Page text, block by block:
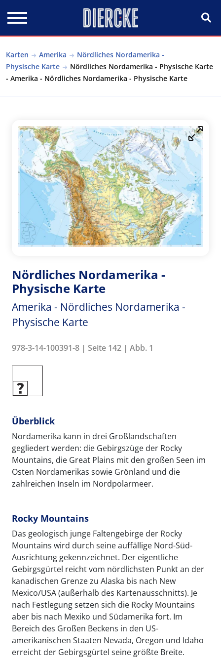
Karten Amerika
Nördliches Nordamerika -
Physische Karte
Nördliches Nordamerika - Physische Karte
- Amerika - Nördliches Nordamerika - Physische Karte
Nördliches Nordamerika -
Physische Karte
Amerika - Nördliches Nordamerika -
Physische Karte
978-3-14-100391-8 | Seite 142 | Abb. 1
Überblick
Nordamerika kann in drei Großlandschaften
gegliedert werden: die Gebirgszüge der Rocky
Mountains, die Great Plains mit den großen Seen im
Osten Nordamerikas sowie Grönland und die
zahlreichen Inseln im Nordpolarmeer.
Rocky Mountains
Das geologisch junge Faltengebirge der Rocky
Mountains wird durch seine auffällige Nord-Süd-
Ausrichtung gekennzeichnet. Der eigentliche
Gebirgsgürtel reicht vom nördlichsten Punkt an der
kanadischen Grenze zu Alaska bis nach New
Mexico/USA (außerhalb des Kartenausschnitts). Je
nach Festlegung setzen sich die Rocky Mountains
aber bis nach Mexiko und Südamerika fort. Im
Bereich des Großen Beckens in den US-
amerikanischen Staaten Nevada, Oregon und Idaho
erreicht der Gebirgsgürtel seine größte Breite.